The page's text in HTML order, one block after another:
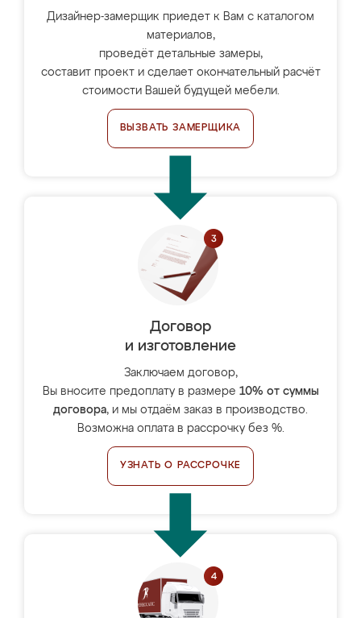
Дизайнер-замерщик приедет к Вам с каталогом
материалов,
проведёт детальные замеры,
составит проект и сделает окончательный расчёт
стоимости Вашей будущей мебели.
ВЫЗВАТЬ ЗАМЕРЩИКА
Договор
и изготовление
Заключаем договор,
Вы вносите предоплату в размере 10% от суммы
договора, и мы отдаём заказ в производство.
Возможна оплата в рассрочку без %.
УЗНАТЬ О РАССРОЧКЕ